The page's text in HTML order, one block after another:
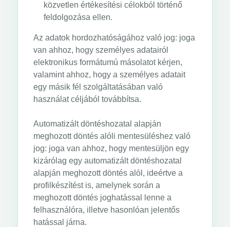
közvetlen értékesítési célokból történő
feldolgozása ellen.
Az adatok hordozhatóságához való jog: joga
van ahhoz, hogy személyes adatairól
elektronikus formátumú másolatot kérjen,
valamint ahhoz, hogy a személyes adatait
egy másik fél szolgáltatásában való
használat céljából továbbítsa.
Automatizált döntéshozatal alapján
meghozott döntés alóli mentesüléshez való
jog: joga van ahhoz, hogy mentesüljön egy
kizárólag egy automatizált döntéshozatal
alapján meghozott döntés alól, ideértve a
profilkészítést is, amelynek során a
meghozott döntés joghatással lenne a
felhasználóra, illetve hasonlóan jelentős
hatással járna.